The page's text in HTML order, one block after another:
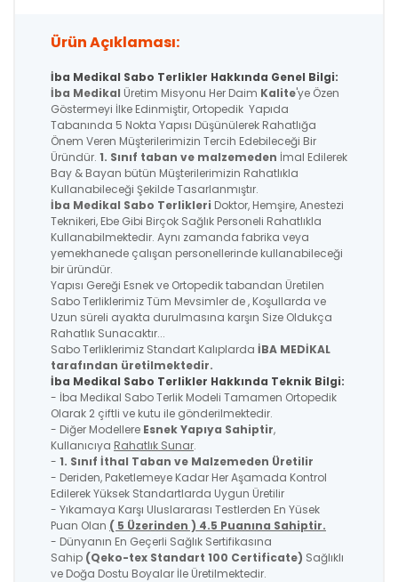
Ürün Açıklaması:
İba Medikal Sabo Terlikler Hakkında Genel Bilgi:
İba Medikal Üretim Misyonu Her Daim Kalite'ye Özen
Göstermeyi İlke Edinmiştir, Ortopedik Yapıda
Tabanında 5 Nokta Yapısı Düşünülerek Rahatlığa
Önem Veren Müşterilerimizin Tercih Edebileceği Bir
Üründür. 1. Sınıf taban ve malzemeden İmal Edilerek
Bay & Bayan bütün Müşterilerimizin Rahatlıkla
Kullanabileceği Şekilde Tasarlanmıştır.
İba Medikal Sabo Terlikleri Doktor, Hemşire, Anestezi
Teknikeri, Ebe Gibi Birçok Sağlık Personeli Rahatlıkla
Kullanabilmektedir. Aynı zamanda fabrika veya
yemekhanede çalışan personellerinde kullanabileceği
bir üründür.
Yapısı Gereği Esnek ve Ortopedik tabandan Üretilen
Sabo Terliklerimiz Tüm Mevsimler de , Koşullarda ve
Uzun süreli ayakta durulmasına karşın Size Oldukça
Rahatlık Sunacaktır...
Sabo Terliklerimiz Standart Kalıplarda İBA MEDİKAL
tarafından üretilmektedir.
İba Medikal Sabo Terlikler Hakkında Teknik Bilgi:
- İba Medikal Sabo Terlik Modeli Tamamen Ortopedik
Olarak 2 çiftli ve kutu ile gönderilmektedir.
- Diğer Modellere Esnek Yapıya Sahiptir,
Kullanıcıya Rahatlık Sunar.
- 1. Sınıf İthal Taban ve Malzemeden Üretilir
- Deriden, Paketlemeye Kadar Her Aşamada Kontrol
Edilerek Yüksek Standartlarda Uygun Üretilir
- Yıkamaya Karşı Uluslararası Testlerden En Yüsek
Puan Olan ( 5 Üzerinden ) 4.5 Puanına Sahiptir.
- Dünyanın En Geçerli Sağlık Sertifikasına
Sahip (Qeko-tex Standart 100 Certificate) Sağlıklı
ve Doğa Dostu Boyalar İle Üretilmektedir.